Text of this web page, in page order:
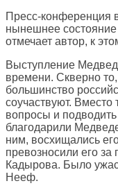
Пресс-конференция
нынешнее состояние
отмечает автор, к
Выступление
времени. Скверно
большинство
соучаствуют. Вместо
вопросы и
благодарили
ним, восхищались
превозносили его
Кадырова. Было
Нееф.